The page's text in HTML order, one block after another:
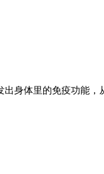
身体里的免疫功能，